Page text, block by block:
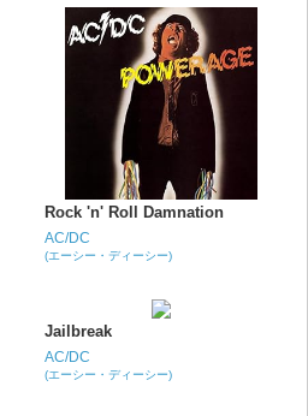
Rock 'n' Roll Damnation
AC/DC
(エーシー・ディーシー)
Jailbreak
AC/DC
(エーシー・ディーシー)